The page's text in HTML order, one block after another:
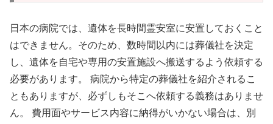
日本の病院では、遺体を長時間霊安室に安置しておくこと
はできません。そのため、数時間以内には葬儀社を決定
し、遺体を自宅や専用の安置施設へ搬送するよう依頼する
必要があります。 病院から特定の葬儀社を紹介されるこ
ともありますが、必ずしもそこへ依頼する義務はありませ
ん。 費用面やサービス内容に納得がいかない場合は、別